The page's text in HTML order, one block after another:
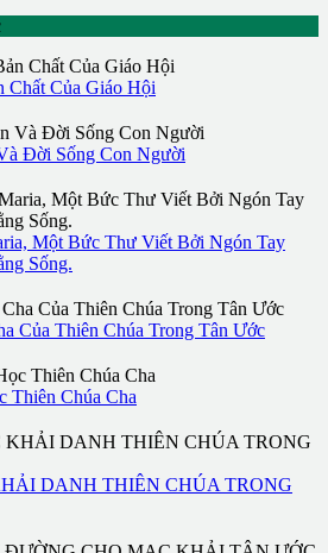
Chất Của Giáo Hội
Đời Sống Con Người
Một Bức Thư Viết Bởi Ngón Tay
Sống.
Của Thiên Chúa Trong Tân Ước
Thiên Chúa Cha
DANH THIÊN CHÚA TRONG